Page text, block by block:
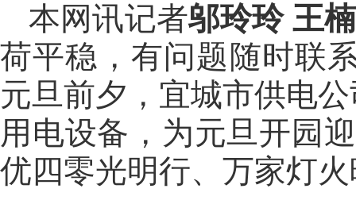
本网讯记者邬玲玲 王楠
荷平稳，有问题随时联
元旦前夕，宜城市供电
用电设备，为元旦开园
优四零光明行、万家灯